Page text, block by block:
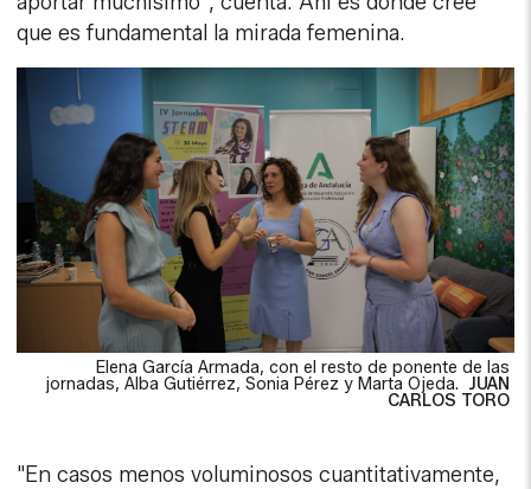
que es fundamental la mirada femenina.
Elena García Armada, con el resto de ponente de las
jornadas, Alba Gutiérrez, Sonia Pérez y Marta Ojeda. JUAN
CARLOS TORO
"En casos menos voluminosos cuantitativamente,